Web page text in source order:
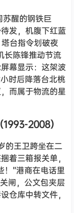
苏醒的钢铁巨
发，机腹下红蓝
台指令划破夜
长陈锋推动节流
幕显示：这架波
时后降落台北桃
而属于物流的星
2008）
的王卫跨坐在二
着三箱报关单，
！”港商在电话里
闸，公文包夹层
仓库中转文件，